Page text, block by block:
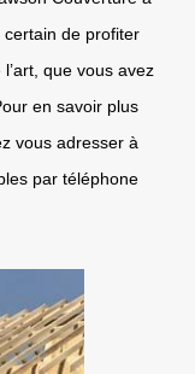
certain de profiter
que vous avez
en savoir plus
vous adresser à
par téléphone